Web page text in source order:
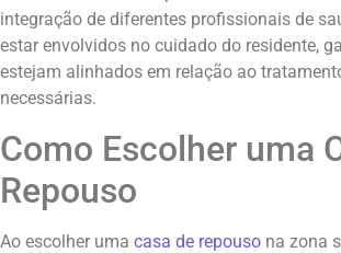
integração de diferentes profissionais de
estar envolvidos no cuidado do residente,
estejam alinhados em relação ao
necessárias.
Como Escolher uma
Repouso
Ao escolher uma casa de repouso na zona